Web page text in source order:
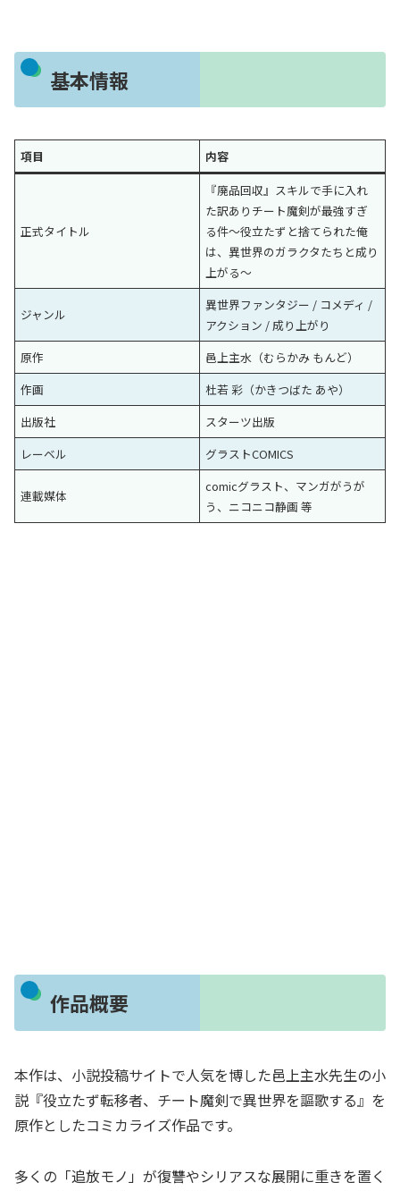
基本情報
項目 内容
正式タイトル
『廃品回収』スキルで手に入れ
た訳ありチート魔剣が最強すぎ
る件〜役立たずと捨てられた俺
は、異世界のガラクタたちと成り
上がる〜
ジャンル
異世界ファンタジー / コメディ /
アクション / 成り上がり
原作
邑上主水（むらかみ もんど）
作画
杜若 彩（かきつばた あや）
出版社
スターツ出版
レーベル
グラストCOMICS
連載媒体
comicグラスト、マンガがうが
う、ニコニコ静画 等
作品概要
本作は、小説投稿サイトで人気を博した邑上主水先生の小
説『役立たず転移者、チート魔剣で異世界を謳歌する』を
原作としたコミカライズ作品です。
多くの「追放モノ」が復讐やシリアスな展開に重きを置く